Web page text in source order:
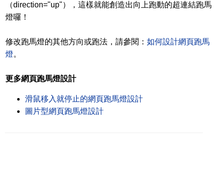
（direction="up"），這樣就能創造出向上跑動的超連結跑馬
燈囉！
修改跑馬燈的其他方向或跑法，請參閱： 如何設計網頁跑馬
燈。
更多網頁跑馬燈設計
滑鼠移入就停止的網頁跑馬燈設計
圖片型網頁跑馬燈設計